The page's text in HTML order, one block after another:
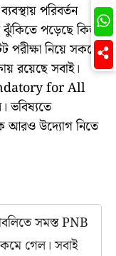
পরিবর্তন
পড়েছে কিন্তু
পরীক্ষা নিয়ে সকলে
রয়েছে সবাই।
for All
ভবিষ্যতে
আরও উদ্যোগ নিতে
সমস্ত PNB
কমে গেল। সবাই